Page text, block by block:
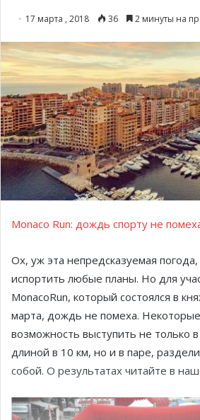
17 марта , 2018 36 2 минуты на
Monaco Run: дождь спорту не
Ох, уж эта непредсказуемая погода,
испортить любые планы. Но для
MonacoRun, который состоялся в
марта, дождь не помеха.
возможность выступить не только
длиной в 10 км, но и в паре,
собой. О результатах читайте в